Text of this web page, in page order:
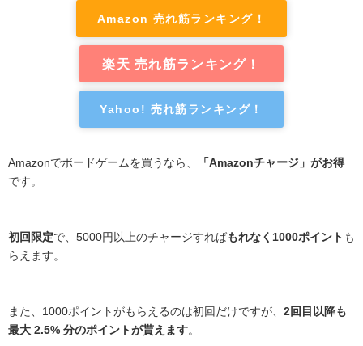
Amazon 売れ筋ランキング！
楽天 売れ筋ランキング！
Yahoo! 売れ筋ランキング！
Amazonでボードゲームを買うなら、
「Amazonチャージ」がお得
です。
初回限定で、5000円以上のチャージすればもれなく1000ポイント も
らえます。
また、1000ポイントがもらえるのは初回だけですが、 2回目以降も
最大 2.5% 分のポイントが貰えます。